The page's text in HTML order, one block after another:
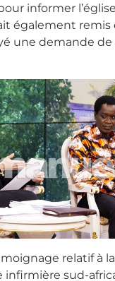
informer
également remis
une demande
relatif à la
infirmière sud-